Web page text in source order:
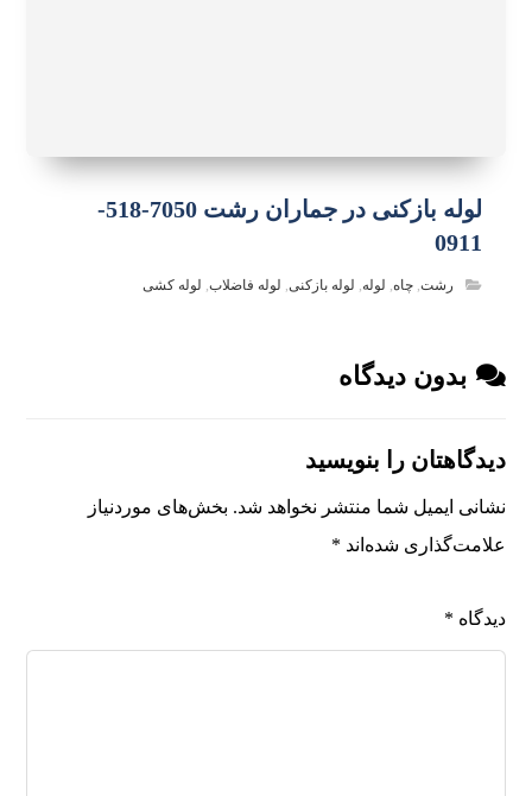
لوله بازکنی در جماران رشت 7050-518-
0911
رشت,چاه, لوله, لوله بازکنی, لوله فاضلاب, لوله کشی
بدون دیدگاه
دیدگاهتان را بنویسید
نشانی ایمیل شما منتشر نخواهد شد. بخش‌های موردنیاز
علامت‌گذاری شده‌اند *
دیدگاه *